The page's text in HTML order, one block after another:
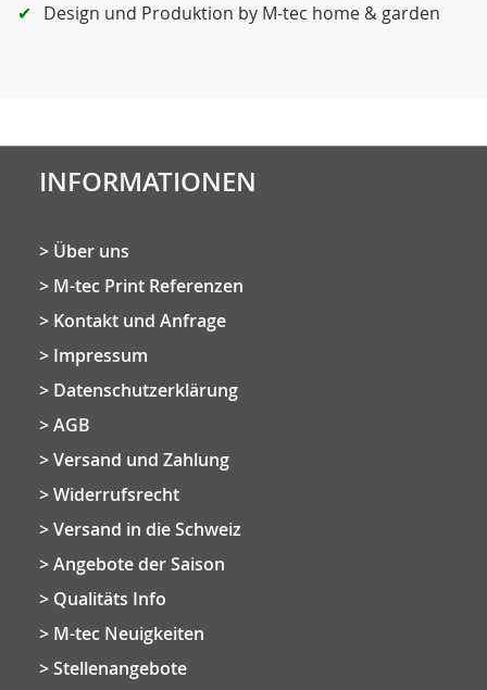
Design und Produktion by M-tec home & garden
INFORMATIONEN
Über uns
M-tec Print Referenzen
Kontakt und Anfrage
Impressum
Datenschutzerklärung
AGB
Versand und Zahlung
Widerrufsrecht
Versand in die Schweiz
Angebote der Saison
Qualitäts Info
M-tec Neuigkeiten
Stellenangebote